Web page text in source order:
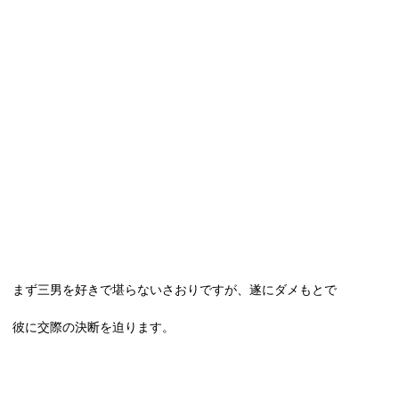
まず三男を好きで堪らないさおりですが、遂にダメもとで
彼に交際の決断を迫ります。